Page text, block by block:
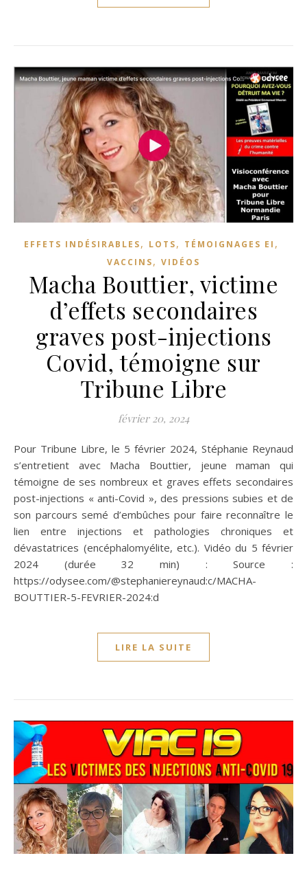
EFFETS INDÉSIRABLES, LOTS, TÉMOIGNAGES EI ,
VACCINS, VIDÉOS
Macha Bouttier, victime
d’effets secondaires
graves post-injections
Covid, témoigne sur
Tribune Libre
février 20, 2024
Pour Tribune Libre, le 5 février 2024, Stéphanie Reynaud
s’entretient avec Macha Bouttier, jeune maman qui
témoigne de ses nombreux et graves effets secondaires
post-injections « anti-Covid », des pressions subies et de
son parcours semé d’embûches pour faire reconnaître le
lien entre injections et pathologies chroniques et
dévastatrices (encéphalomyélite, etc.). Vidéo du 5 février
2024 (durée 32 min) : Source :
https://odysee.com/@stephaniereynaud:c/MACHA-
BOUTTIER-5-FEVRIER-2024:d
LIRE LA SUITE